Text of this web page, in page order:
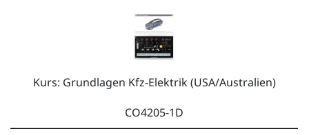
Kurs: Grundlagen Kfz-Elektrik (USA/Australien)
CO4205-1D